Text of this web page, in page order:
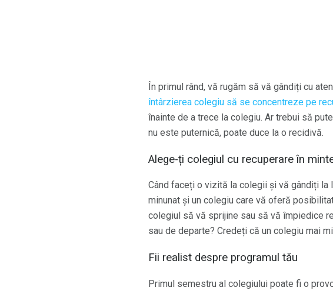
În primul rând, vă rugăm să vă gândiți cu
întârzierea colegiu să se concentreze pe
înainte de a trece la colegiu. Ar trebui să
nu este puternică, poate duce la o recidivă.
Alege-ți colegiul cu recuperare în
Când faceți o vizită la colegii și vă gândiți la
minunat și un colegiu care vă oferă
colegiul să vă sprijine sau să vă împiedice
sau de departe? Credeți că un colegiu mai
Fii realist despre programul tău
Primul semestru al colegiului poate fi o